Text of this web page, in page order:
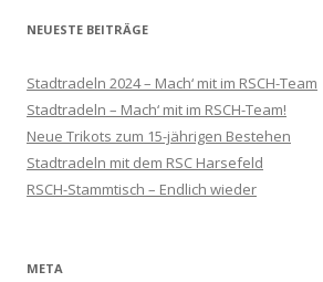
NEUESTE BEITRÄGE
Stadtradeln 2024 – Mach‘ mit im RSCH-Team
Stadtradeln – Mach‘ mit im RSCH-Team!
Neue Trikots zum 15-jährigen Bestehen
Stadtradeln mit dem RSC Harsefeld
RSCH-Stammtisch – Endlich wieder
META